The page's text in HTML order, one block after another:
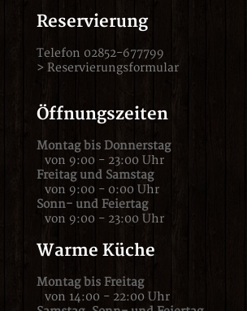
Reservierung
Telefon 02852-677799
> Reservierungsformular
Öffnungszeiten
Montag bis Donnerstag
von 9:00 - 23:00 Uhr
Freitag und Samstag
von 9:00 - 0:00 Uhr
Sonn- und Feiertag
von 9:00 - 23:00 Uhr
Warme Küche
Montag bis Freitag
von 14:00 - 22:00 Uhr